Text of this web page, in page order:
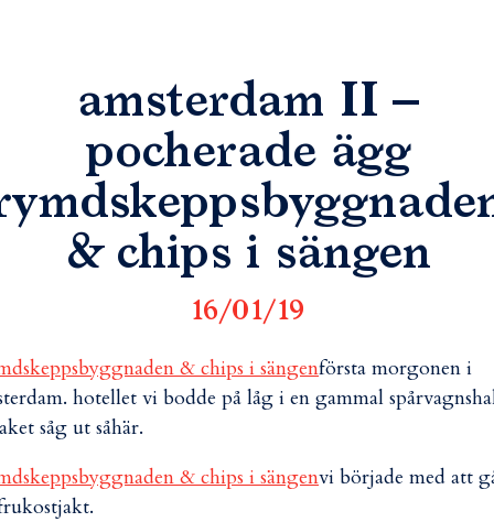
amsterdam II –
pocherade ägg
& chips i sängen
16/01/19
första morgonen i
hotellet vi bodde på låg i en gammal
såg ut såhär.
vi började med att